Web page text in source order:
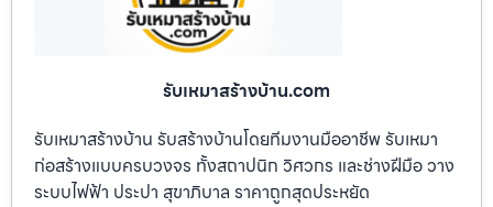
รับเหมาสร้างบ้าน.com
รับเหมาสร้างบ้าน รับสร้างบ้านโดยทีมงานมืออาชีพ รับเหมา
ก่อสร้างแบบครบวงจร ทั้งสถาปนิก วิศวกร และช่างฝีมือ วาง
ระบบไฟฟ้า ประปา สุขาภิบาล ราคาถูกสุดประหยัด